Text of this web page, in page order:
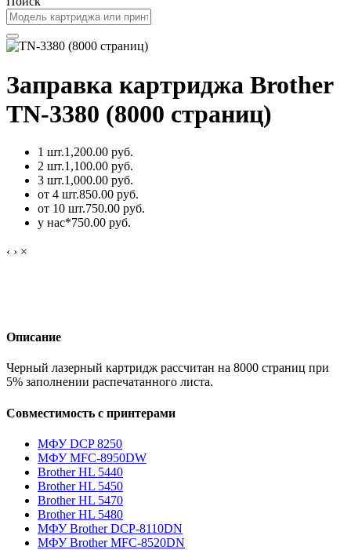
Заправка картриджа Brother
TN-3380 (8000 страниц)
1 шт.1,200.00 руб.
2 шт.1,100.00 руб.
3 шт.1,000.00 руб.
от 4 шт.850.00 руб.
от 10 шт.750.00 руб.
у нас*750.00 руб.
‹ › ×
Описание
Черный лазерный картридж рассчитан на 8000 страниц при
5% заполнении распечатанного листа.
Совместимость с принтерами
МФУ DCP 8250
МФУ MFC-8950DW
Brother HL 5440
Brother HL 5450
Brother HL 5470
Brother HL 5480
МФУ Brother DCP-8110DN
МФУ Brother MFC-8520DN